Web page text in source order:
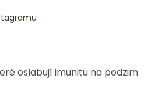
oslabují imunitu na podzim